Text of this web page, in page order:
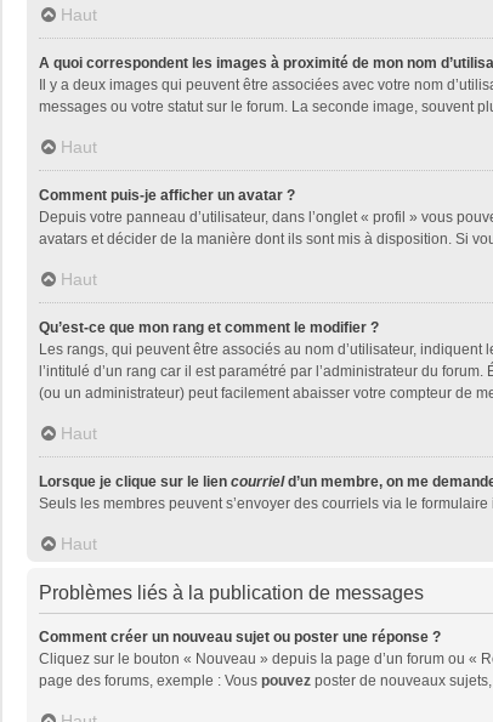
Haut
A quoi correspondent les images à proximité de mon nom
Il y a deux images qui peuvent être associées avec votre nom
messages ou votre statut sur le forum. La seconde image, souvent
Haut
Comment puis-je afficher un avatar ?
Depuis votre panneau d’utilisateur, dans l’onglet « profil » vous
avatars et décider de la manière dont ils sont mis à disposition. Si
Haut
Qu’est-ce que mon rang et comment le modifier ?
Les rangs, qui peuvent être associés au nom d’utilisateur,
l’intitulé d’un rang car il est paramétré par l’administrateur du
(ou un administrateur) peut facilement abaisser votre compteur de
Haut
Lorsque je clique sur le lien courrield’un membre, on me
Seuls les membres peuvent s’envoyer des courriels via le
Haut
Problèmes liés à la publication de messages
Comment créer un nouveau sujet ou poster une réponse ?
Cliquez sur le bouton « Nouveau » depuis la page d’un forum ou «
page des forums, exemple : Vous pouvez poster de nouveaux